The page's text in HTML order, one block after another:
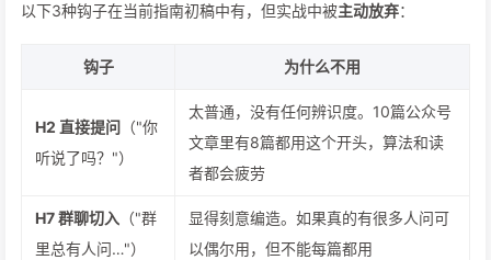
以下3种钩子在当前指南初稿中有，但实战中被主动放弃：
钩子 为什么不用
H2 直接提问 （"你
听说了吗？"）
太普通，没有任何辨识度。10篇公众号
文章里有8篇都用这个开头，算法和读
者都会疲劳
H7 群聊切入 （"群
里总有人问…"）
显得刻意编造。如果真的有很多人问可
以偶尔用，但不能每篇都用